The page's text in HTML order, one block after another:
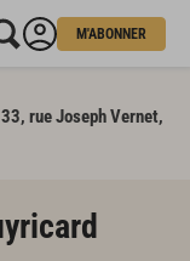
M'ABONNER
rue Joseph Vernet,